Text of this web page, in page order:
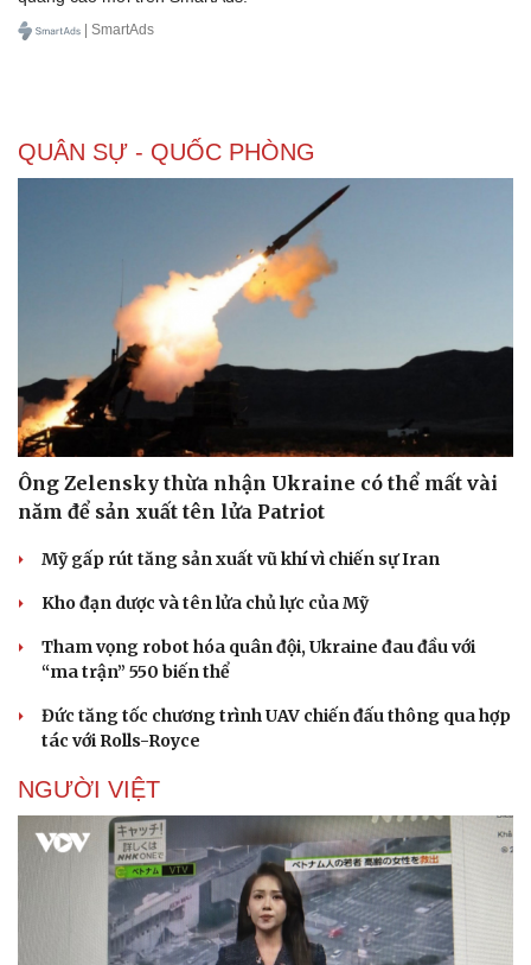
Thông tin doanh nghiệp
Doanh nghiệp 24h
Sành điệu
Trải nghiệm
Chuyển đổi số
| SmartAds
QUÂN SỰ - QUỐC PHÒNG
Ông Zelensky thừa nhận Ukraine có thể mất vài
năm để sản xuất tên lửa Patriot
Mỹ gấp rút tăng sản xuất vũ khí vì chiến sự Iran
Kho đạn dược và tên lửa chủ lực của Mỹ
Tham vọng robot hóa quân đội, Ukraine đau đầu với
“ma trận” 550 biến thể
Đức tăng tốc chương trình UAV chiến đấu thông qua hợp
tác với Rolls-Royce
NGƯỜI VIỆT